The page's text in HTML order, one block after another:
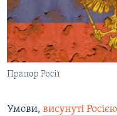
ВІДЕОУРОКИ «ELIFBE»
СВІДЧЕННЯ ОКУПАЦІЇ
УКРАЇНСЬКА ПРОБЛЕМА
ІНФОГРАФІКА
Русский
Qırımtatar
ДОЛУЧАЙСЯ!
Прапор Росії
Умови, висунуті